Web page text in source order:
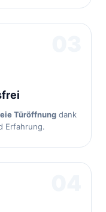
Türöffnungdank
Erfahrung.